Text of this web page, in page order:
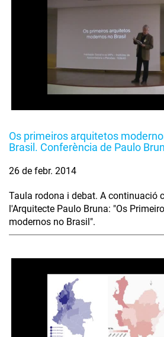
Os primeiros arquitetos
Brasil. Conferència de Paulo
26 de febr. 2014
Taula rodona i debat. A continuació
l'Arquitecte Paulo Bruna: "Os
modernos no Brasil".